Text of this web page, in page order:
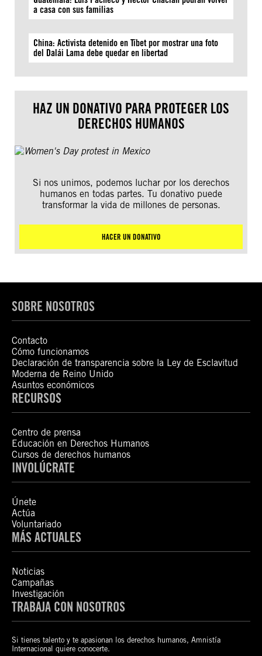
a casa con sus familias
China: Activista detenido en Tíbet por mostrar una foto
del Dalái Lama debe quedar en libertad
HAZ UN DONATIVO PARA PROTEGER LOS
DERECHOS HUMANOS
Si nos unimos, podemos luchar por los derechos
humanos en todas partes. Tu donativo puede
transformar la vida de millones de personas.
HACER UN DONATIVO
SOBRE NOSOTROS
Contacto
Cómo funcionamos
Declaración de transparencia sobre la Ley de Esclavitud
Moderna de Reino Unido
Asuntos económicos
RECURSOS
Centro de prensa
Educación en Derechos Humanos
Cursos de derechos humanos
INVOLÚCRATE
Únete
Actúa
Voluntariado
MÁS ACTUALES
Noticias
Campañas
Investigación
TRABAJA CON NOSOTROS
Si tienes talento y te apasionan los derechos humanos, Amnistía
Internacional quiere conocerte.